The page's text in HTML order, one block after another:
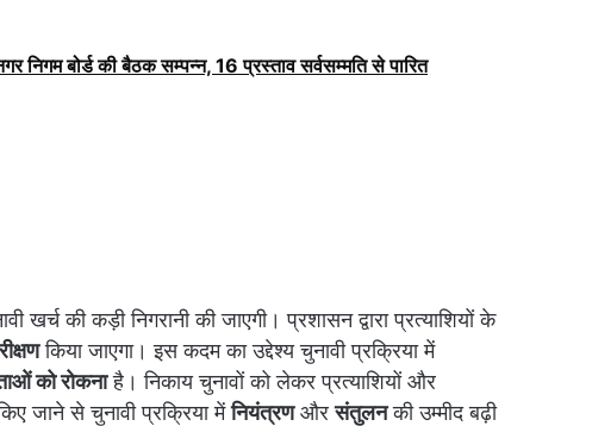
निगम बोर्ड की बैठक सम्पन्न, 16 प्रस्ताव सर्वसम्मति से पारित
खर्च की कड़ी निगरानी की जाएगी। प्रशासन द्वारा प्रत्याशियों के
किया जाएगा। इस कदम का उद्देश्य चुनावी प्रक्रिया में
को रोकनाहै। निकाय चुनावों को लेकर प्रत्याशियों और
जाने से चुनावी प्रक्रिया मेंनियंत्रणऔरसंतुलनकी उम्मीद बढ़ी